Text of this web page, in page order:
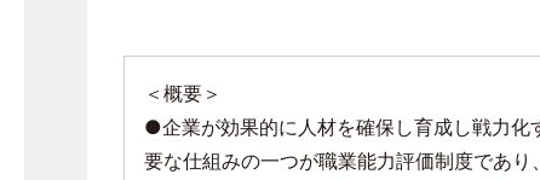
＜概要＞
●企業が効果的に人材を確保し育成し戦力化
要な仕組みの一つが職業能力評価制度であ